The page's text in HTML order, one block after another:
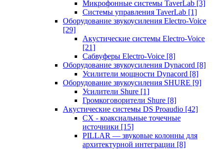
Микрофонные системы TaverLab [3]
Системы управления TaverLab [1]
Оборудование звукоусиления Electro-Voice
[29]
Акустические системы Electro-Voice
[21]
Сабвуферы Electro-Voice [8]
Оборудование звукоусиления Dynacord [8]
Усилители мощности Dynacord [8]
Оборудование звукоусиления SHURE [9]
Усилители Shure [1]
Громкоговорители Shure [8]
Акустические системы DS Proaudio [42]
CX - коаксиальные точечные
источники [15]
PILLAR — звуковые колонны для
архитектурной интеграции [8]